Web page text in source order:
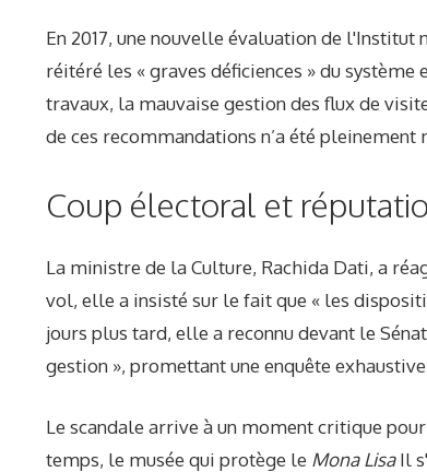
En 2017, une nouvelle évaluation de
réitéré les « graves déficiences » du
travaux, la mauvaise gestion des flux de
de ces recommandations n’a été pleinement
Coup électoral et
La ministre de la Culture, Rachida Dati, a
vol, elle a insisté sur le fait que « les
jours plus tard, elle a reconnu devant le
gestion », promettant une enquête
Le scandale arrive à un moment critique
temps, le musée qui protège le Mona LisaIl